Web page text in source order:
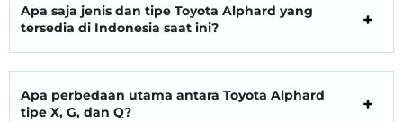
Apa saja jenis dan tipe Toyota Alphard yang
tersedia di Indonesia saat ini?
Apa perbedaan utama antara Toyota Alphard
tipe X, G, dan Q?